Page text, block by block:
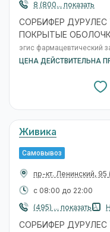
8 (800... показать
СОРБИФЕР ДУРУЛЕС
ПОКРЫТЫЕ
эгис фармацевтический
ЦЕНА ДЕЙСТВИТЕЛЬНА
Живика
Самовывоз
пр-кт. Ленинский, 95
с 08:00 до 22:00
(495) ... показать
СОРБИФЕР ДУРУЛЕС